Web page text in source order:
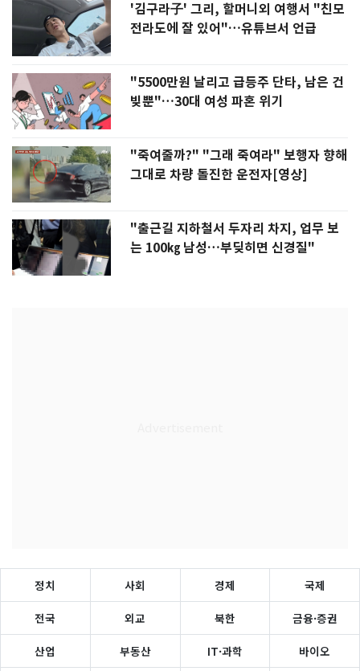
'김구라子' 그리, 할머니외 여행서 "친모
전라도에 잘 있어"…유튜브서 언급
"5500만원 날리고 급등주 단타, 남은 건
빚뿐"…30대 여성 파혼 위기
"죽여줄까?" "그래 죽여라" 보행자 향해
그대로 차량 돌진한 운전자[영상]
"출근길 지하철서 두자리 차지, 업무 보
는 100㎏ 남성…부딪히면 신경질"
정치 사회 경제 국제
전국 외교 북한 금융·증권
산업 부동산 IT·과학 바이오